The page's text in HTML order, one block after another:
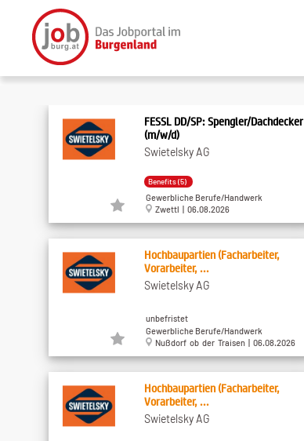
FESSL DD/SP: Spengler/Dachdecker
(m/w/d)
Swietelsky AG
Benefits (5)
Gewerbliche Berufe/Handwerk
Zwettl | 06.08.2026
Hochbaupartien (Facharbeiter,
Vorarbeiter, ...
Swietelsky AG
unbefristet
Gewerbliche Berufe/Handwerk
Nußdorf ob der Traisen | 06.08.2026
Hochbaupartien (Facharbeiter,
Vorarbeiter, ...
Swietelsky AG